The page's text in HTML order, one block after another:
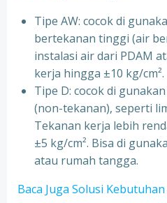
Tipe AW: cocok di
bertekanan tinggi (air
instalasi air dari PDAM
kerja hingga ±10 kg/cm².
Tipe D: cocok di
(non-tekanan), seperti
Tekanan kerja lebih
±5 kg/cm². Bisa di
atau rumah tangga.
Baca Juga Solusi